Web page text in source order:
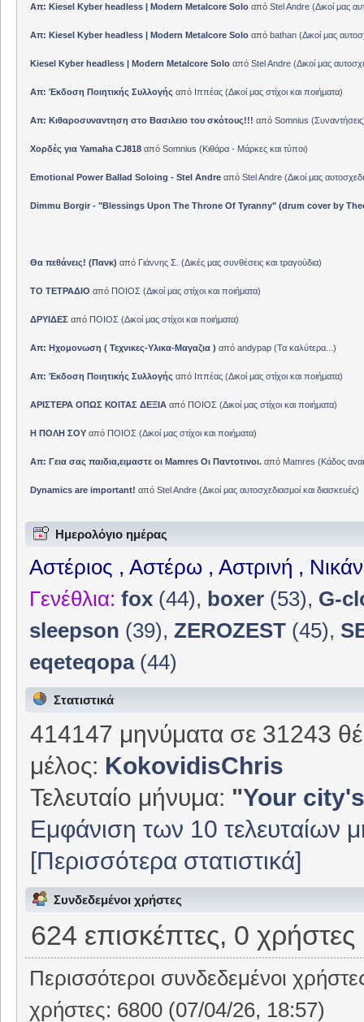
Απ: Kiesel Kyber headless | Modern Metalcore Solo από Stel Andre(Δικοί μας
Απ: Kiesel Kyber headless | Modern Metalcore Solo από bathan(Δικοί μας
Kiesel Kyber headless | Modern Metalcore Solo από Stel Andre(Δικοί μας
Απ: Έκδοση Ποιητικής Συλλογής από Ιππέας(Δικοί μας στίχοι και ποιήματα)
Απ: Κιθαροσυναντηση στο Βασιλειο του σκότους!!! από Somnius (Συναντήσεις
Χορδές για Yamaha CJ818από Somnius (Κιθάρα - Μάρκες και τύποι)
Emotional Power Ballad Soloing - Stel Andreαπό Stel Andre(Δικοί μας
Dimmu Borgir - "Blessings Upon The Throne Of Tyranny" (drum cover by
Θα πεθάνεις! (Πανκ) από Γιάννης Σ. (Δικές μας συνθέσεις και τραγούδια)
ΤΟ ΤΕΤΡΑΔΙΟ από ΠΟΙΟΣ (Δικοί μας στίχοι και ποιήματα)
ΔΡΥΙΔΕΣ από ΠΟΙΟΣ (Δικοί μας στίχοι και ποιήματα)
Απ: Ηχομονωση ( Τεχνικες-Υλικα-Μαγαζια ) από andypap(Τα καλύτερα... )
Απ: Έκδοση Ποιητικής Συλλογής από Ιππέας(Δικοί μας στίχοι και ποιήματα)
ΑΡΙΣΤΕΡΑ ΟΠΩΣ ΚΟΙΤΑΣ ΔΕΞΙΑαπό ΠΟΙΟΣ (Δικοί μας στίχοι και ποιήματα)
Η ΠΟΛΗ ΣΟΥαπό ΠΟΙΟΣ (Δικοί μας στίχοι και ποιήματα)
Απ: Γεια σας παιδια,ειμαστε οι Mamres Οι Παντοτινοι.από Mamres (Κάδος
Dynamics are important! από Stel Andre(Δικοί μας αυτοσχεδιασμοί και διασκευές)
Ημερολόγιο ημέρας
Αστέριος , Αστέρω , Αστρινή ,
Γενέθλια: fox (44), boxer (53), G-
sleepson (39),ZEROZEST (45),
eqeteqopa(44)
Στατιστικά
414147 μηνύματα σε 31243
μέλος: KokovidisChris
Τελευταίο μήνυμα: "Your
Εμφάνιση των 10 τελευταίων
[Περισσότερα στατιστικά]
Συνδεδεμένοι χρήστες
624 επισκέπτες, 0 χρήστες
Περισσότεροι συνδεδεμένοι
χρήστες: 6800 (07/04/26, 18:57)